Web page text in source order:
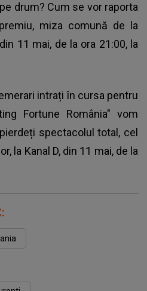
drum? Cum se vor raporta
miza comună de la
11 mai, de la ora 21:00, la
intrați în cursa pentru
Fortune România" vom
spectacolul total, cel
la Kanal D, din 11 mai, de la